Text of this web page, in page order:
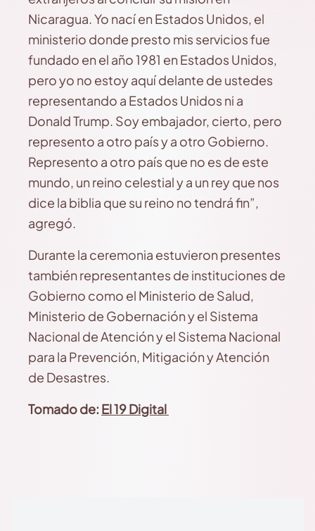
Nicaragua. Yo nací en Estados Unidos, el
ministerio donde presto mis servicios fue
fundado en el año 1981 en Estados Unidos,
pero yo no estoy aquí delante de ustedes
representando a Estados Unidos ni a
Donald Trump. Soy embajador, cierto, pero
represento a otro país y a otro Gobierno.
Represento a otro país que no es de este
mundo, un reino celestial y a un rey que nos
dice la biblia que su reino no tendrá fin”,
agregó.
Durante la ceremonia estuvieron presentes
también representantes de instituciones de
Gobierno como el Ministerio de Salud,
Ministerio de Gobernación y el Sistema
Nacional de Atención y el Sistema Nacional
para la Prevención, Mitigación y Atención
de Desastres.
Tomado de: El 19 Digital